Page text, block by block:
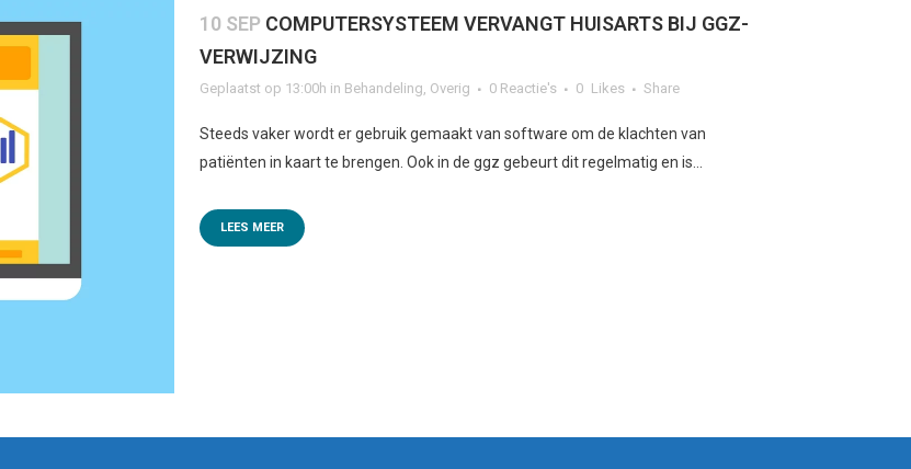
10 SEP COMPUTERSYSTEEM VERVANGT HUISARTS BIJ GGZ-
VERWIJZING
Geplaatst op 13:00h in Behandeling, Overig 0 Reactie's 0 Likes Share
Steeds vaker wordt er gebruik gemaakt van software om de klachten van
patiënten in kaart te brengen. Ook in de ggz gebeurt dit regelmatig en is...
LEES MEER